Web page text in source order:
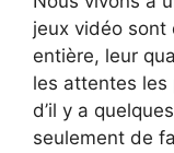
jeux vidéo sont
entière, leur
les attentes les
d’il y a
seulement de